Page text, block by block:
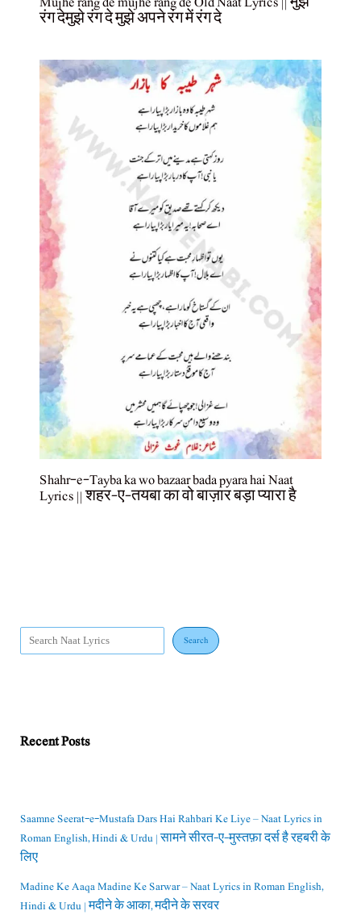
रंग देमुझे रंग दे मुझे अपने रंग में रंग दे
Shahr-e-Tayba ka wo bazaar bada pyara hai Naat
Lyrics || शहर-ए-तयबा का वो बाज़ार बड़ा प्यारा है
Search
Recent Posts
Saamne Seerat-e-Mustafa Dars Hai Rahbari Ke Liye – Naat Lyrics in
Roman English, Hindi & Urdu | सामने सीरत-ए-मुस्तफ़ा दर्स है रहबरी के
लिए
Madine Ke Aaqa Madine Ke Sarwar – Naat Lyrics in Roman English,
Hindi & Urdu | मदीने के आका, मदीने के सरवर